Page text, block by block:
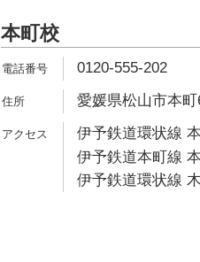
本町校
0120-555-202
愛媛県松山市本
伊予鉄道環状線
伊予鉄道本町線
伊予鉄道環状線